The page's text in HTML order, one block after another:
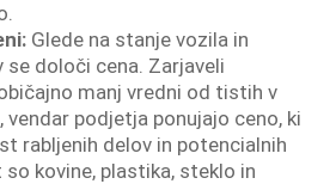
Glede na stanje vozila in
določi cena. Zarjaveli
manj vredni od tistih v
vendar podjetja ponujajo ceno, ki
rabljenih delov in potencialnih
kovine, plastika, steklo in